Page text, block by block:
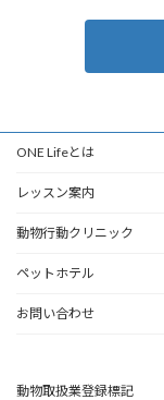
ONE Lifeとは
レッスン案内
動物行動クリニック
ペットホテル
お問い合わせ
動物取扱業登録標記